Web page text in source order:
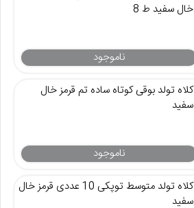
خال سفید ط 8
ناموجود
کلاه تولد بوقی کوتاه ساده تم قرمز خال
سفید
ناموجود
کلاه تولد متوسط توپکی 10 عددی قرمز خال
سفید